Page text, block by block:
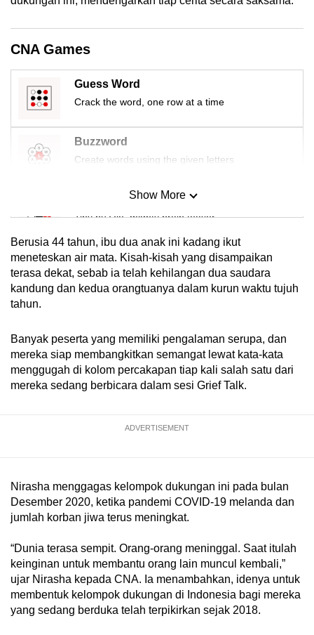
CNA Games
Guess Word
Crack the word, one row at a time
Buzzword
Create words using the given letters
Mini Sudoku
Tiny puzzle, mighty brain teaser
Mini Crossword
Small grid, big challenge
Spot as many words as you can
Show More
Show Less
Berusia 44 tahun, ibu dua anak ini kadang ikut
meneteskan air mata. Kisah-kisah yang disampaikan
terasa dekat, sebab ia telah kehilangan dua saudara
kandung dan kedua orangtuanya dalam kurun waktu tujuh
tahun.
Banyak peserta yang memiliki pengalaman serupa, dan
mereka siap membangkitkan semangat lewat kata-kata
menggugah di kolom percakapan tiap kali salah satu dari
mereka sedang berbicara dalam sesi Grief Talk.
ADVERTISEMENT
Nirasha menggagas kelompok dukungan ini pada bulan
Desember 2020, ketika pandemi COVID-19 melanda dan
jumlah korban jiwa terus meningkat.
“Dunia terasa sempit. Orang-orang meninggal. Saat itulah
keinginan untuk membantu orang lain muncul kembali,”
ujar Nirasha kepada CNA. Ia menambahkan, idenya untuk
membentuk kelompok dukungan di Indonesia bagi mereka
yang sedang berduka telah terpikirkan sejak 2018.